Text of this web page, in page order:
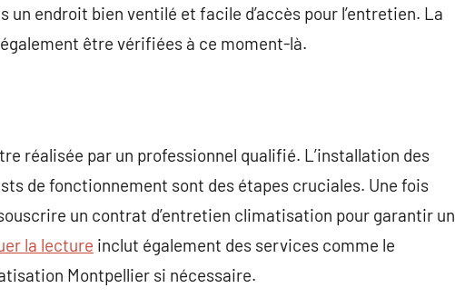
un endroit bien ventilé et facile d’accès pour l’entretien. La
être vérifiées à ce moment-là.
réalisée par un professionnel qualifié. L’installation des
de fonctionnement sont des étapes cruciales. Une fois
un contrat d’entretien climatisation pour garantir un
la lecture inclut également des services comme le
Montpellier si nécessaire.